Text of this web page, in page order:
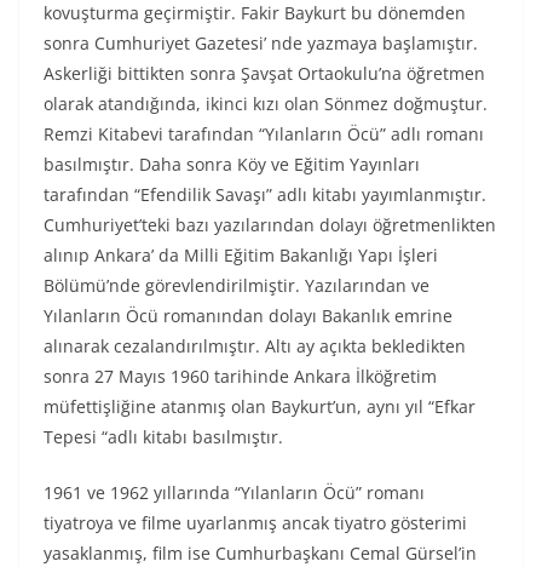
kovuşturma geçirmiştir. Fakir Baykurt bu dönemden
sonra Cumhuriyet Gazetesi’ nde yazmaya başlamıştır.
Askerliği bittikten sonra Şavşat Ortaokulu’na öğretmen
olarak atandığında, ikinci kızı olan Sönmez doğmuştur.
Remzi Kitabevi tarafından “Yılanların Öcü” adlı romanı
basılmıştır. Daha sonra Köy ve Eğitim Yayınları
tarafından “Efendilik Savaşı” adlı kitabı yayımlanmıştır.
Cumhuriyet’teki bazı yazılarından dolayı öğretmenlikten
alınıp Ankara’ da Milli Eğitim Bakanlığı Yapı İşleri
Bölümü’nde görevlendirilmiştir. Yazılarından ve
Yılanların Öcü romanından dolayı Bakanlık emrine
alınarak cezalandırılmıştır. Altı ay açıkta bekledikten
sonra 27 Mayıs 1960 tarihinde Ankara İlköğretim
müfettişliğine atanmış olan Baykurt’un, aynı yıl “Efkar
Tepesi “adlı kitabı basılmıştır.
1961 ve 1962 yıllarında “Yılanların Öcü” romanı
tiyatroya ve filme uyarlanmış ancak tiyatro gösterimi
yasaklanmış, film ise Cumhurbaşkanı Cemal Gürsel’in